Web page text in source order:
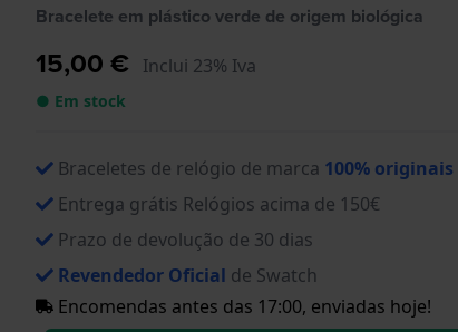
Bracelete em plástico verde de origem biológica
15,00 € Inclui 23% Iva
● Em stock
Braceletes de relógio de marca 100% originais
Entrega grátis Relógios acima de 150€
Prazo de devolução de 30 dias
Revendedor Oficial de Swatch
Encomendas antes das 17:00, enviadas hoje!